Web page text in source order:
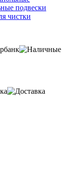
подвески
чистки